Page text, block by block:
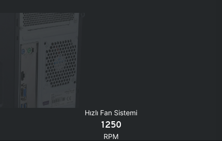
Hızlı Fan Sistemi
1250
RPM